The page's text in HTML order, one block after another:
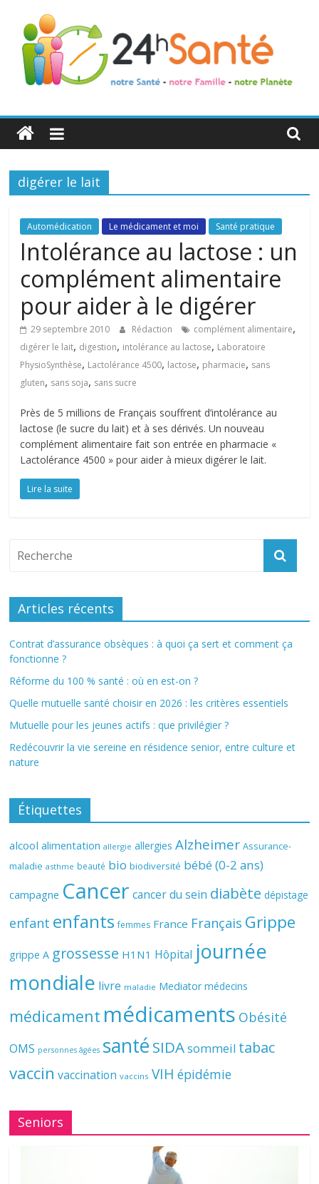
24h
Santé
La
de
toute
famille
digérer le lait
Automédication Le médicament et moi Santé pratique
Intolérance au lactose : un
complément alimentaire
pour aider à le digérer
29 septembre 2010 Rédaction complément alimentaire,
digérer le lait, digestion, intolérance au lactose, Laboratoire
PhysioSynthèse, Lactolérance 4500, lactose, pharmacie, sans
gluten, sans soja, sans sucre
Près de 5 millions de Français souffrent d’intolérance au
lactose (le sucre du lait) et à ses dérivés. Un nouveau
complément alimentaire fait son entrée en pharmacie «
Lactolérance 4500 » pour aider à mieux digérer le lait.
Lire la suite
Articles récents
Contrat d’assurance obsèques : à quoi ça sert et comment ça
fonctionne ?
Réforme du 100 % santé : où en est-on ?
Quelle mutuelle santé choisir en 2026 : les critères essentiels
Mutuelle pour les jeunes actifs : que privilégier ?
Redécouvrir la vie sereine en résidence senior, entre culture et
nature
Étiquettes
alcool alimentation allergie allergies Alzheimer Assurance-
maladie asthme beauté bio biodiversité bébé (0-2 ans)
campagne Cancer cancer du sein diabète dépistage
enfant enfants femmes France Français Grippe
grippe A grossesse H1N1 Hôpital journée
mondiale livre maladie Mediator médecins
médicament médicaments Obésité
OMS personnes âgées santé SIDAsommeil tabac
vaccin vaccination vaccins VIH épidémie
Seniors